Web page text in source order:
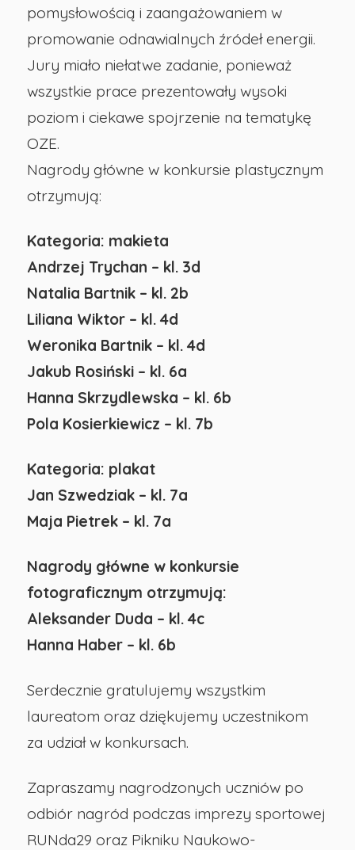
Podstawowa
nr
29
w
Opolu
pomysłowością i zaangażowaniem w
promowanie odnawialnych źródeł energii.
Jury miało niełatwe zadanie, ponieważ
wszystkie prace prezentowały wysoki
poziom i ciekawe spojrzenie na tematykę
OZE.
Nagrody główne w konkursie plastycznym
otrzymują:
Kategoria: makieta
Andrzej Trychan – kl. 3d
Natalia Bartnik – kl. 2b
Liliana Wiktor – kl. 4d
Weronika Bartnik – kl. 4d
Jakub Rosiński – kl. 6a
Hanna Skrzydlewska – kl. 6b
Pola Kosierkiewicz – kl. 7b
Kategoria: plakat
Jan Szwedziak – kl. 7a
Maja Pietrek – kl. 7a
Nagrody główne w konkursie
fotograficznym otrzymują:
Aleksander Duda – kl. 4c
Hanna Haber – kl. 6b
Serdecznie gratulujemy wszystkim
laureatom oraz dziękujemy uczestnikom
za udział w konkursach.
Zapraszamy nagrodzonych uczniów po
odbiór nagród podczas imprezy sportowej
RUNda29 oraz Pikniku Naukowo-